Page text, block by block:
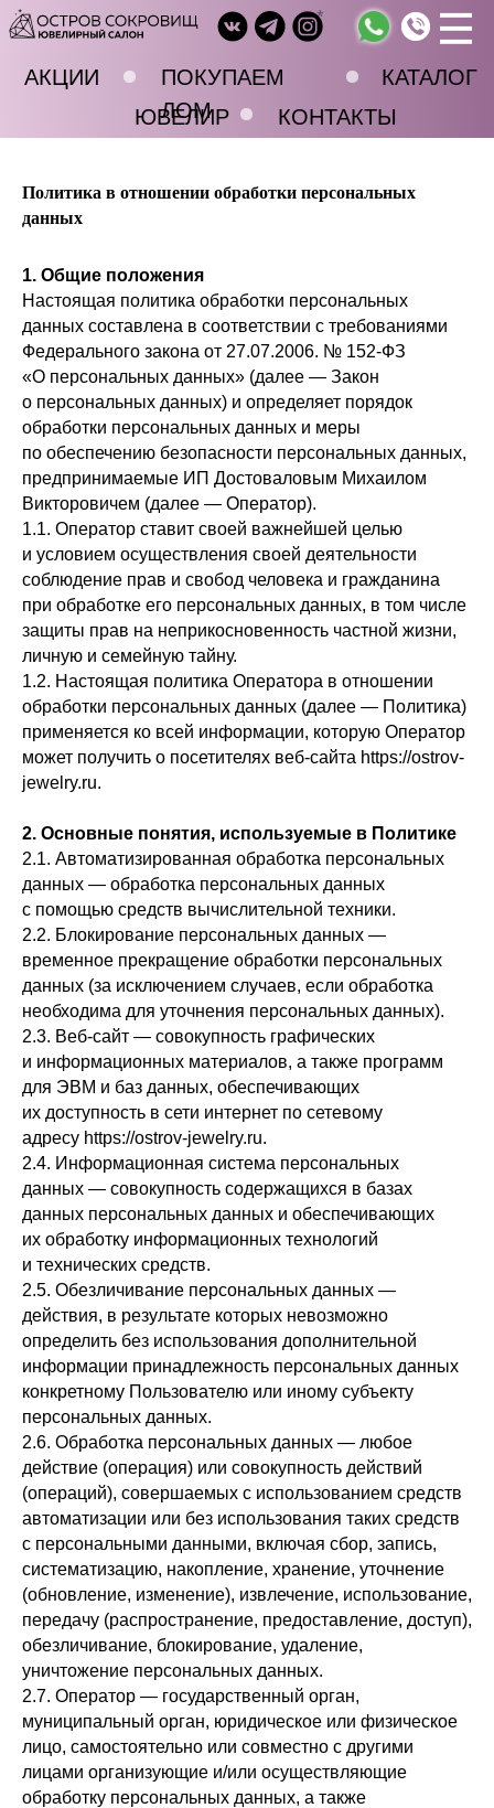
III
*
ЛОМ
КОНТАКТЫ
ЮВЕЛИР
Политика в отношении обработки персональных
данных
1. Общие положения
Настоящая политика обработки персональных
данных составлена в соответствии с требованиями
Федерального закона от 27.07.2006. № 152-ФЗ
«О персональных данных» (далее — Закон
о персональных данных) и определяет порядок
обработки персональных данных и меры
по обеспечению безопасности персональных данных,
предпринимаемые ИП Достоваловым Михаилом
Викторовичем (далее — Оператор).
1.1. Оператор ставит своей важнейшей целью
и условием осуществления своей деятельности
соблюдение прав и свобод человека и гражданина
при обработке его персональных данных, в том числе
защиты прав на неприкосновенность частной жизни,
личную и семейную тайну.
1.2. Настоящая политика Оператора в отношении
обработки персональных данных (далее — Политика)
применяется ко всей информации, которую Оператор
может получить о посетителях веб-сайта https://ostrov-
jewelry.ru.
2. Основные понятия, используемые в Политике
2.1. Автоматизированная обработка персональных
данных — обработка персональных данных
с помощью средств вычислительной техники.
2.2. Блокирование персональных данных —
временное прекращение обработки персональных
данных (за исключением случаев, если обработка
необходима для уточнения персональных данных).
2.3. Веб-сайт — совокупность графических
и информационных материалов, а также программ
для ЭВМ и баз данных, обеспечивающих
их доступность в сети интернет по сетевому
адресу https://ostrov-jewelry.ru.
2.4. Информационная система персональных
данных — совокупность содержащихся в базах
данных персональных данных и обеспечивающих
их обработку информационных технологий
и технических средств.
2.5. Обезличивание персональных данных —
действия, в результате которых невозможно
определить без использования дополнительной
информации принадлежность персональных данных
конкретному Пользователю или иному субъекту
персональных данных.
2.6. Обработка персональных данных — любое
действие (операция) или совокупность действий
(операций), совершаемых с использованием средств
автоматизации или без использования таких средств
с персональными данными, включая сбор, запись,
систематизацию, накопление, хранение, уточнение
(обновление, изменение), извлечение, использование,
передачу (распространение, предоставление, доступ),
обезличивание, блокирование, удаление,
уничтожение персональных данных.
2.7. Оператор — государственный орган,
муниципальный орган, юридическое или физическое
лицо, самостоятельно или совместно с другими
лицами организующие и/или осуществляющие
обработку персональных данных, а также